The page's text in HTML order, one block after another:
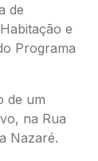
de
e
Programa
de um
na Rua
Nazaré.